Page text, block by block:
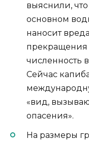
выяснили,
основном
наносит
прекращения
численность
Сейчас
«вид,
опасения».
На размеры